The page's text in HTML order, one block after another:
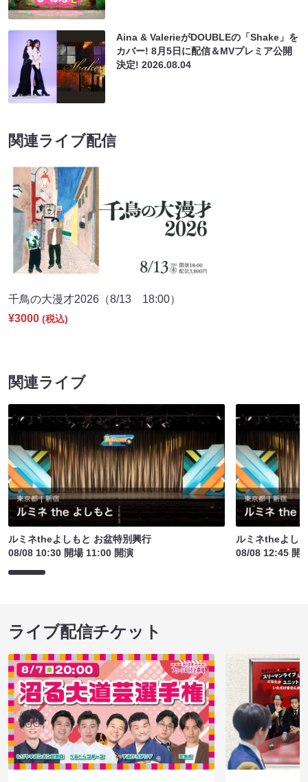
Aina & ValerieがDOUBLEの「Shake」を
カバー! 8月5日に配信＆MVプレミア公開
決定!2026.08.04
関連ライブ配信
千鳥の大漫才2026（8/13 18:00）
¥3000 (税込)
関連ライブ
ルミネtheよしもと お盆特別興行
08/08 10:30 開場 11:00 開演
ルミネtheよし
08/08 12:45 開
ライブ配信チケット